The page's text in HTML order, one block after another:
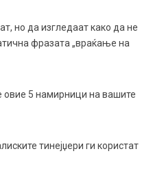
но да изгледаат како да не
фразата „враќање на
овие 5 намирници на вашите
тинејџери ги користат